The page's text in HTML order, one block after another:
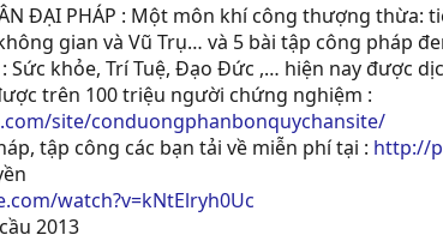
ĐẠI PHÁP : Một môn khí công thượng
gian và Vũ Trụ… và 5 bài tập công pháp
Sức khỏe, Trí Tuệ, Ðạo Ðức ,… hiện nay được
trên 100 triệu người chứng nghiệm :
site/conduongphanbonquychansite/
tập công các bạn tải về miễn phí tại : http://
watch?v=kNtElryh0Uc
2013